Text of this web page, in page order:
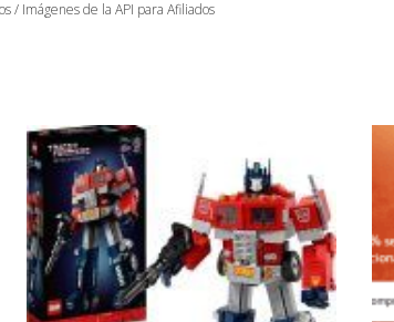
/ Imágenes de la API para Afiliados